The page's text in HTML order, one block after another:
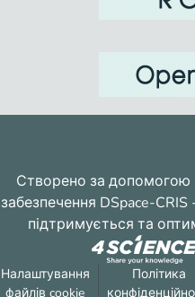
Створено за допомогою
забезпечення DSpace-CRIS
підтримується та
Налаштування
файлів cookie
Політика